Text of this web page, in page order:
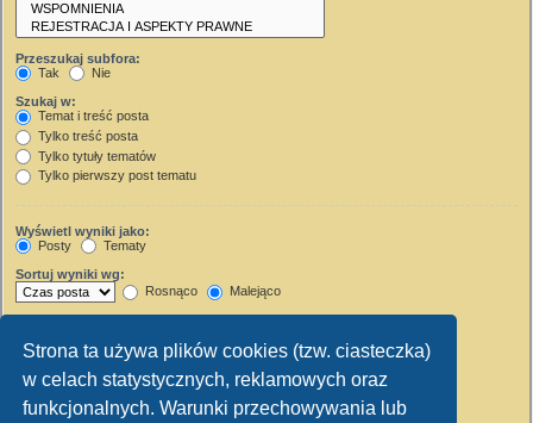
Strona ta używa plików cookies (tzw. ciasteczka)
w celach statystycznych, reklamowych oraz
funkcjonalnych. Warunki przechowywania lub
Przeszukaj subfora:
Tak
Nie
Szukaj w:
Temat i treść posta
Tylko treść posta
Tylko tytuły tematów
Tylko pierwszy post tematu
Wyświetl wyniki jako:
Posty
Tematy
Sortuj wyniki wg:
Rosnąco
Malejąco
Wyświetl pierwsze:
Ustaw 0, aby wyświetlić cały post.
znaków w poście